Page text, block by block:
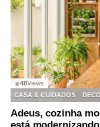
◉48Views
CASA & CUIDADOS
Adeus, cozinha